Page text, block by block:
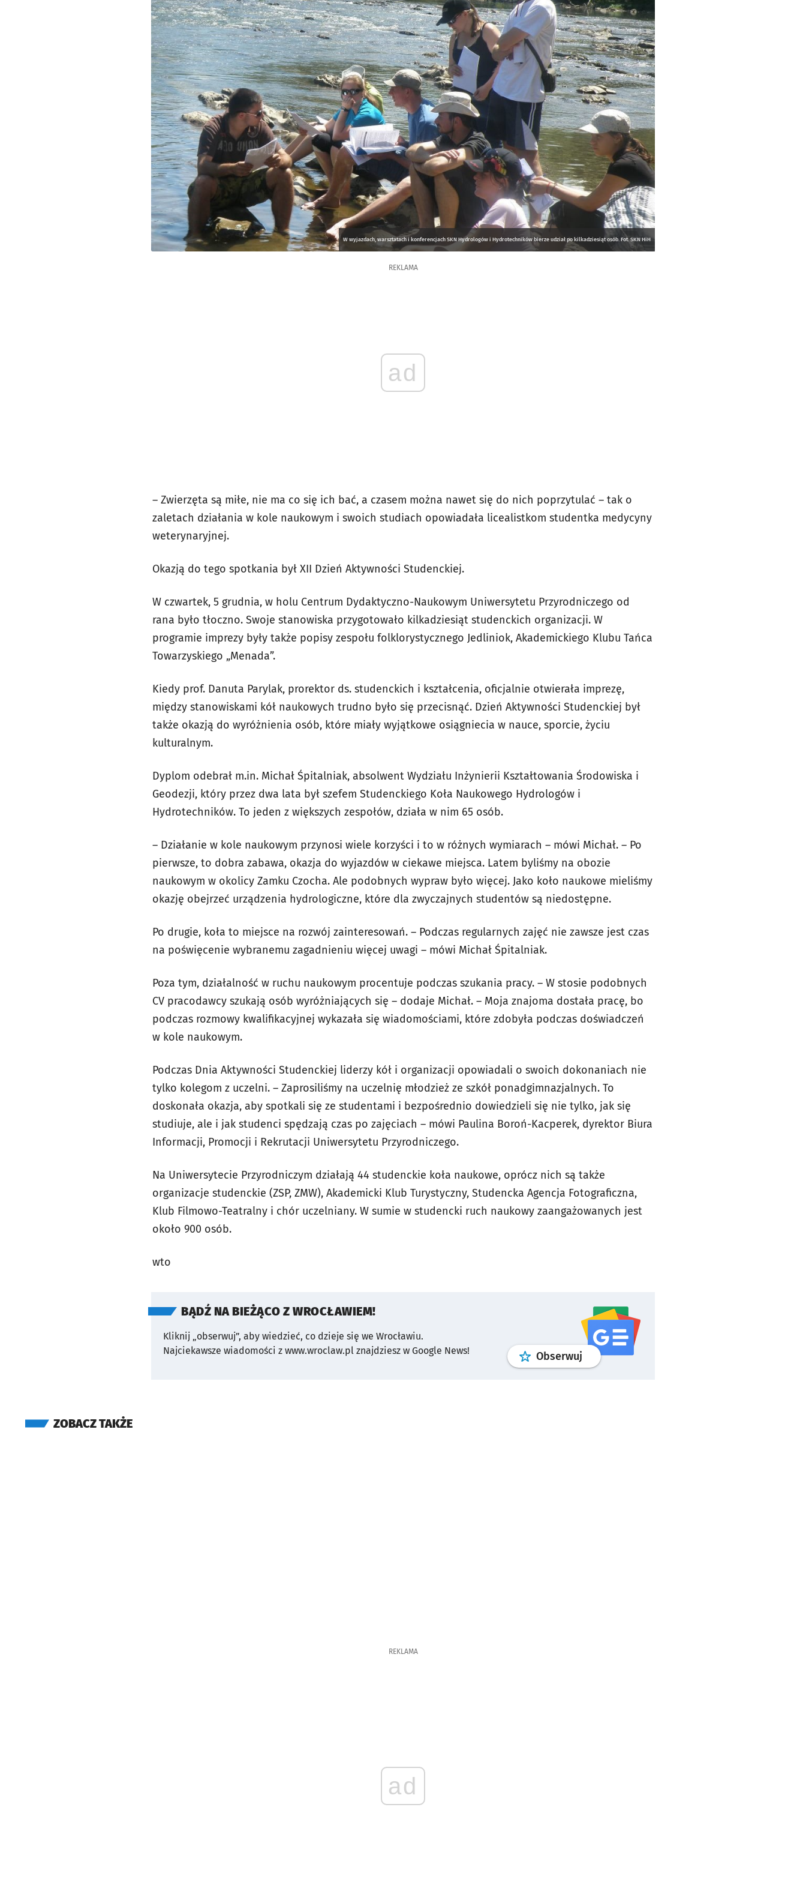
W wyjazdach, warsztatach i konferencjach SKN Hydrologów i Hydrotechników bierze udział po kilkadziesiąt osób. Fot. SKN HiH
REKLAMA
ad
– Zwierzęta są miłe, nie ma co się ich bać, a czasem można nawet się do nich poprzytulać – tak o
zaletach działania w kole naukowym i swoich studiach opowiadała licealistkom studentka medycyny
weterynaryjnej.
Okazją do tego spotkania był XII Dzień Aktywności Studenckiej.
W czwartek, 5 grudnia, w holu Centrum Dydaktyczno-Naukowym Uniwersytetu Przyrodniczego od
rana było tłoczno. Swoje stanowiska przygotowało kilkadziesiąt studenckich organizacji. W
programie imprezy były także popisy zespołu folklorystycznego Jedliniok, Akademickiego Klubu Tańca
Towarzyskiego „Menada”.
Kiedy prof. Danuta Parylak, prorektor ds. studenckich i kształcenia, oficjalnie otwierała imprezę,
między stanowiskami kół naukowych trudno było się przecisnąć. Dzień Aktywności Studenckiej był
także okazją do wyróżnienia osób, które miały wyjątkowe osiągniecia w nauce, sporcie, życiu
kulturalnym.
Dyplom odebrał m.in. Michał Śpitalniak, absolwent Wydziału Inżynierii Kształtowania Środowiska i
Geodezji, który przez dwa lata był szefem Studenckiego Koła Naukowego Hydrologów i
Hydrotechników. To jeden z większych zespołów, działa w nim 65 osób.
– Działanie w kole naukowym przynosi wiele korzyści i to w różnych wymiarach – mówi Michał. – Po
pierwsze, to dobra zabawa, okazja do wyjazdów w ciekawe miejsca. Latem byliśmy na obozie
naukowym w okolicy Zamku Czocha. Ale podobnych wypraw było więcej. Jako koło naukowe mieliśmy
okazję obejrzeć urządzenia hydrologiczne, które dla zwyczajnych studentów są niedostępne.
Po drugie, koła to miejsce na rozwój zainteresowań. – Podczas regularnych zajęć nie zawsze jest czas
na poświęcenie wybranemu zagadnieniu więcej uwagi – mówi Michał Śpitalniak.
Poza tym, działalność w ruchu naukowym procentuje podczas szukania pracy. – W stosie podobnych
CV pracodawcy szukają osób wyróżniających się – dodaje Michał. – Moja znajoma dostała pracę, bo
podczas rozmowy kwalifikacyjnej wykazała się wiadomościami, które zdobyła podczas doświadczeń
w kole naukowym.
Podczas Dnia Aktywności Studenckiej liderzy kół i organizacji opowiadali o swoich dokonaniach nie
tylko kolegom z uczelni. – Zaprosiliśmy na uczelnię młodzież ze szkół ponadgimnazjalnych. To
doskonała okazja, aby spotkali się ze studentami i bezpośrednio dowiedzieli się nie tylko, jak się
studiuje, ale i jak studenci spędzają czas po zajęciach – mówi Paulina Boroń-Kacperek, dyrektor Biura
Informacji, Promocji i Rekrutacji Uniwersytetu Przyrodniczego.
Na Uniwersytecie Przyrodniczym działają 44 studenckie koła naukowe, oprócz nich są także
organizacje studenckie (ZSP, ZMW), Akademicki Klub Turystyczny, Studencka Agencja Fotograficzna,
Klub Filmowo-Teatralny i chór uczelniany. W sumie w studencki ruch naukowy zaangażowanych jest
około 900 osób.
wto
BĄDŹ NA BIEŻĄCO Z WROCŁAWIEM!
Kliknij „obserwuj”, aby wiedzieć, co dzieje się we Wrocławiu.
Najciekawsze wiadomości z www.wroclaw.pl znajdziesz w Google News!
Obserwuj profilgoogle news
ZOBACZ TAKŻE
REKLAMA
ad